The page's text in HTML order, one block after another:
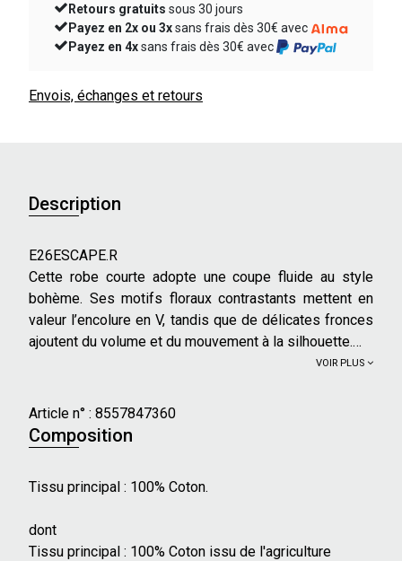
Retours gratuits
sous 30 jours
Payez en 2x ou 3x
sans frais dès 30€ avec
Payez en 4x
sans frais dès 30€ avec
Envois, échanges et retours
Description
E26ESCAPE.R
Cette robe courte adopte une coupe fluide au style
bohème. Ses motifs floraux contrastants mettent en
valeur l’encolure en V, tandis que de délicates fronces
ajoutent du volume et du mouvement à la silhouette.
- Longueur de manches : Courtes
- Longueur : Genou
- Forme du col : V
- Coupe fluide
Notre mannequin mesure 173 cm et porte une taille 36.
VOIR PLUS
Article n° : 8557847360
Composition
Tissu principal : 100% Coton.
dont
Tissu principal : 100% Coton issu de l'agriculture